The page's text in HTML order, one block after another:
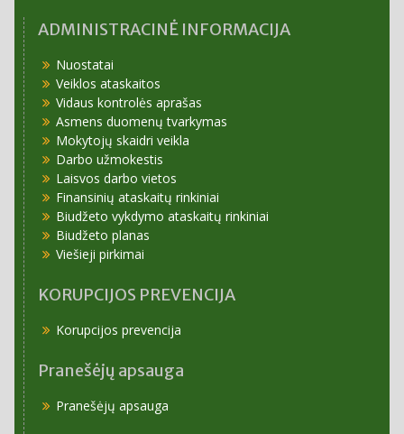
ADMINISTRACINĖ INFORMACIJA
Nuostatai
Veiklos ataskaitos
Vidaus kontrolės aprašas
Asmens duomenų tvarkymas
Mokytojų skaidri veikla
Darbo užmokestis
Laisvos darbo vietos
Finansinių ataskaitų rinkiniai
Biudžeto vykdymo ataskaitų rinkiniai
Biudžeto planas
Viešieji pirkimai
KORUPCIJOS PREVENCIJA
Korupcijos prevencija
Pranešėjų apsauga
Pranešėjų apsauga